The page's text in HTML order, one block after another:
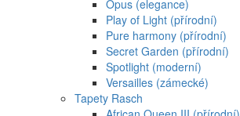
Opus (elegance)
Play of Light (přírodní)
Pure harmony (přírodní)
Secret Garden (přírodní)
Spotlight (moderní)
Versailles (zámecké)
Tapety Rasch